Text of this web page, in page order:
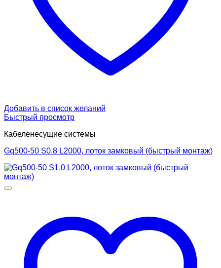
Добавить в список желаний
Быстрый просмотр
Кабеленесущие системы
Gq500-50 S0.8 L2000, лоток замковый (быстрый монтаж)